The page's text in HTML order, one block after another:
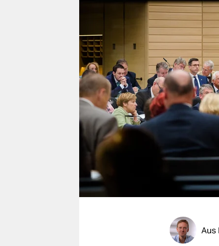
nord
wahrheit
verlag
verlag
veranstaltungen
shop
fragen & hilfe
unterstützen
abo
Aus